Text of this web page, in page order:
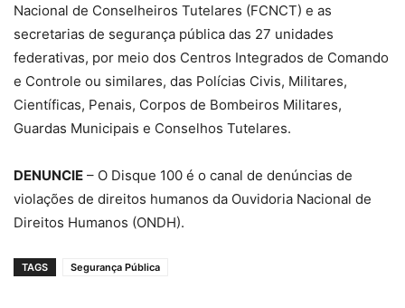
Nacional de Conselheiros Tutelares (FCNCT) e as
secretarias de segurança pública das 27 unidades
federativas, por meio dos Centros Integrados de Comando
e Controle ou similares, das Polícias Civis, Militares,
Científicas, Penais, Corpos de Bombeiros Militares,
Guardas Municipais e Conselhos Tutelares.
DENUNCIE – O Disque 100 é o canal de denúncias de
violações de direitos humanos da Ouvidoria Nacional de
Direitos Humanos (ONDH).
TAGS Segurança Pública